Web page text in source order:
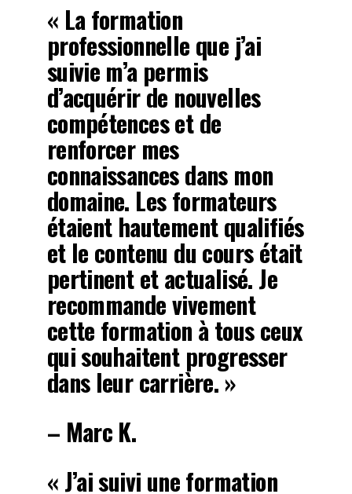
« La formation
professionnelle que j’ai
suivie m’a permis
d’acquérir de nouvelles
compétences et de
renforcer mes
connaissances dans mon
domaine. Les formateurs
étaient hautement qualifiés
et le contenu du cours était
pertinent et actualisé. Je
recommande vivement
cette formation à tous ceux
qui souhaitent progresser
dans leur carrière. »
– Marc K.
« J’ai suivi une formation